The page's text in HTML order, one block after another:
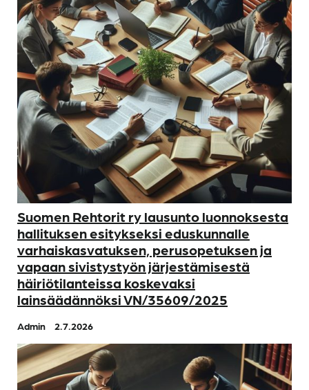
Suomen Rehtorit ry lausunto luonnoksesta
hallituksen esitykseksi eduskunnalle
varhaiskasvatuksen, perusopetuksen ja
vapaan sivistystyön järjestämisestä
häiriötilanteissa koskevaksi
lainsäädännöksi VN/35609/2025
Admin 2.7.2026